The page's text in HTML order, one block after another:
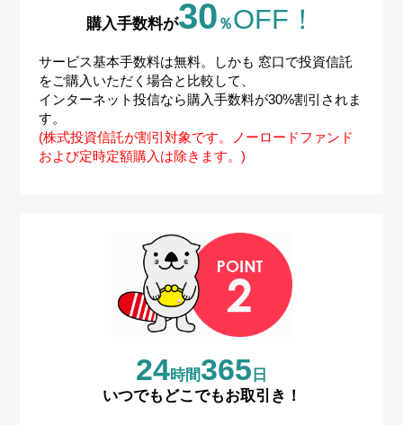
購入手数料が30 ％OFF！
サービス基本手数料は無料。しかも 窓口で投資信託
をご購入いただく場合と比較して、
インターネット投信なら購入手数料が30%割引されま
す。
(株式投資信託が割引対象です。ノーロードファンド
および定時定額購入は除きます。)
24時間365 日
いつでもどこでもお取引き！